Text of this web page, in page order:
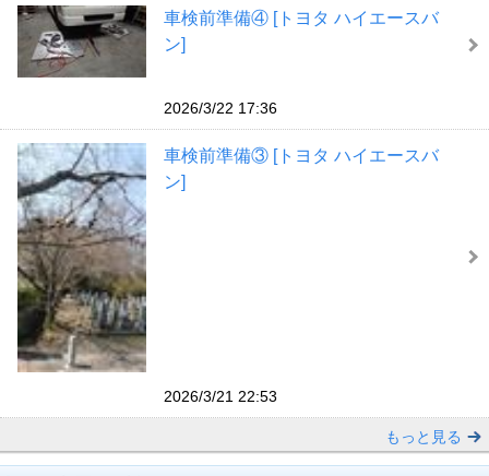
車検前準備④ [トヨタ ハイエースバ
ン]
2026/3/22 17:36
車検前準備③ [トヨタ ハイエースバ
ン]
2026/3/21 22:53
もっと見る